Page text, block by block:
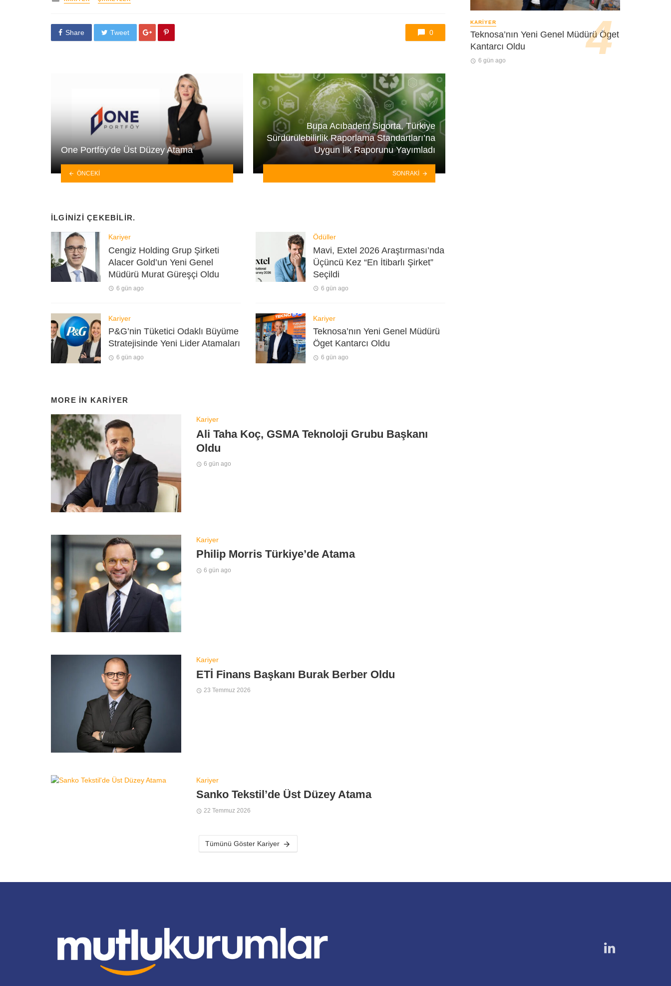
Share Tweet 0
One Portföy’de Üst Düzey Atama
ÖNCEKI
Bupa Acıbadem Sigorta, Türkiye
Sürdürülebilirlik Raporlama Standartları’na
Uygun İlk Raporunu Yayımladı
SONRAKI
İLGINIZI ÇEKEBILIR.
Kariyer
Cengiz Holding Grup Şirketi
Alacer Gold’un Yeni Genel
Müdürü Murat Güreşçi Oldu
6 gün ago
Kariyer
P&G’nin Tüketici Odaklı Büyüme
Stratejisinde Yeni Lider Atamaları
6 gün ago
Ödüller
Mavi, Extel 2026 Araştırması’nda
Üçüncü Kez “En İtibarlı Şirket”
Seçildi
6 gün ago
Kariyer
Teknosa’nın Yeni Genel Müdürü
Öget Kantarcı Oldu
6 gün ago
MORE IN KARIYER
Kariyer
Ali Taha Koç, GSMA Teknoloji Grubu Başkanı
Oldu
6 gün ago
Kariyer
Philip Morris Türkiye’de Atama
6 gün ago
Kariyer
ETİ Finans Başkanı Burak Berber Oldu
23 Temmuz 2026
Kariyer
Sanko Tekstil’de Üst Düzey Atama
22 Temmuz 2026
Tümünü Göster Kariyer
KARIYER
Teknosa’nın Yeni Genel Müdürü Öget
Kantarcı Oldu
6 gün ago